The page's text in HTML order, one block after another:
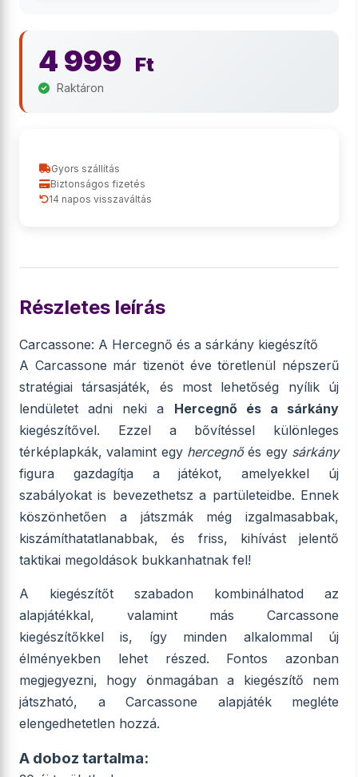
4 999 Ft
Raktáron
Gyors szállítás
Biztonságos fizetés
14 napos visszaváltás
Részletes leírás
Carcassone: A Hercegnő és a sárkány kiegészítő
A Carcassone már tizenöt éve töretlenül népszerű
stratégiai társasjáték, és most lehetőség nyílik új
lendületet adni neki a Hercegnő és a sárkány
kiegészítővel. Ezzel a bővítéssel különleges
térképlapkák, valamint egy hercegnőés egy sárkány
figura gazdagítja a játékot, amelyekkel új
szabályokat is bevezethetsz a partületeidbe. Ennek
köszönhetően a játszmák még izgalmasabbak,
kiszámíthatatlanabbak, és friss, kihívást jelentő
taktikai megoldások bukkanhatnak fel!
A kiegészítőt szabadon kombinálhatod az
alapjátékkal, valamint más Carcassone
kiegészítőkkel is, így minden alkalommal új
élményekben lehet részed. Fontos azonban
megjegyezni, hogy önmagában a kiegészítő nem
játszható, a Carcassone alapjáték megléte
elengedhetetlen hozzá.
A doboz tartalma: